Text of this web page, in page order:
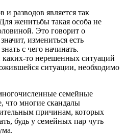
разводов является так
женитьбы такая особа не
Это говорит о
измениться есть
с чего начинать.
то нерешенных ситуаций
ситуации, необходимо
семейные
что многие скандалы
причинам, которых
будь у семейных пар чуть